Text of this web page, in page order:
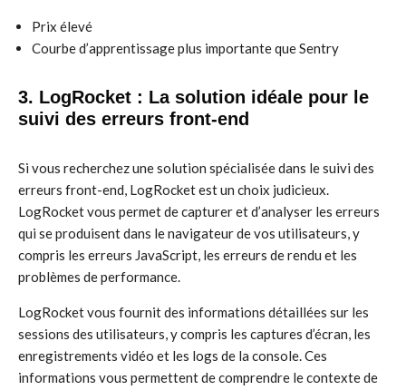
Prix élevé
Courbe d’apprentissage plus importante que Sentry
3. LogRocket : La solution idéale pour le
suivi des erreurs front-end
Si vous recherchez une solution spécialisée dans le suivi des
erreurs front-end, LogRocket est un choix judicieux.
LogRocket vous permet de capturer et d’analyser les erreurs
qui se produisent dans le navigateur de vos utilisateurs, y
compris les erreurs JavaScript, les erreurs de rendu et les
problèmes de performance.
LogRocket vous fournit des informations détaillées sur les
sessions des utilisateurs, y compris les captures d’écran, les
enregistrements vidéo et les logs de la console. Ces
informations vous permettent de comprendre le contexte de